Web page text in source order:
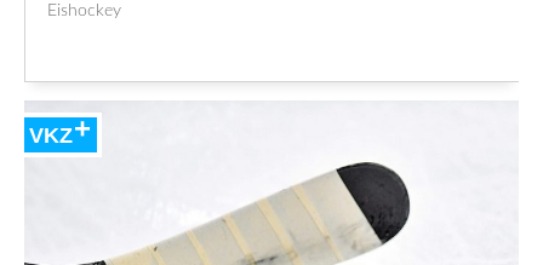
Eishockey
VKZ